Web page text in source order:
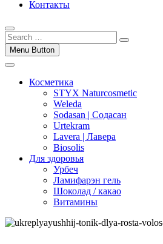
Контакты
Menu Button
Косметика
STYX Naturcosmetic
Weleda
Sodasan | Содасан
Urtekram
Lavera | Лавера
Biosolis
Для здоровья
Урбеч
Ламифарэн гель
Шоколад / какао
Витамины